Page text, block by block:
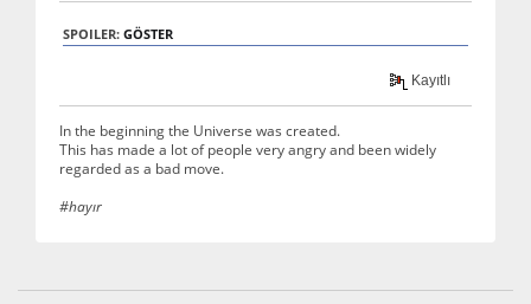
SPOILER: GÖSTER
Kayıtlı
In the beginning the Universe was created.
This has made a lot of people very angry and been widely
regarded as a bad move.
#hayır